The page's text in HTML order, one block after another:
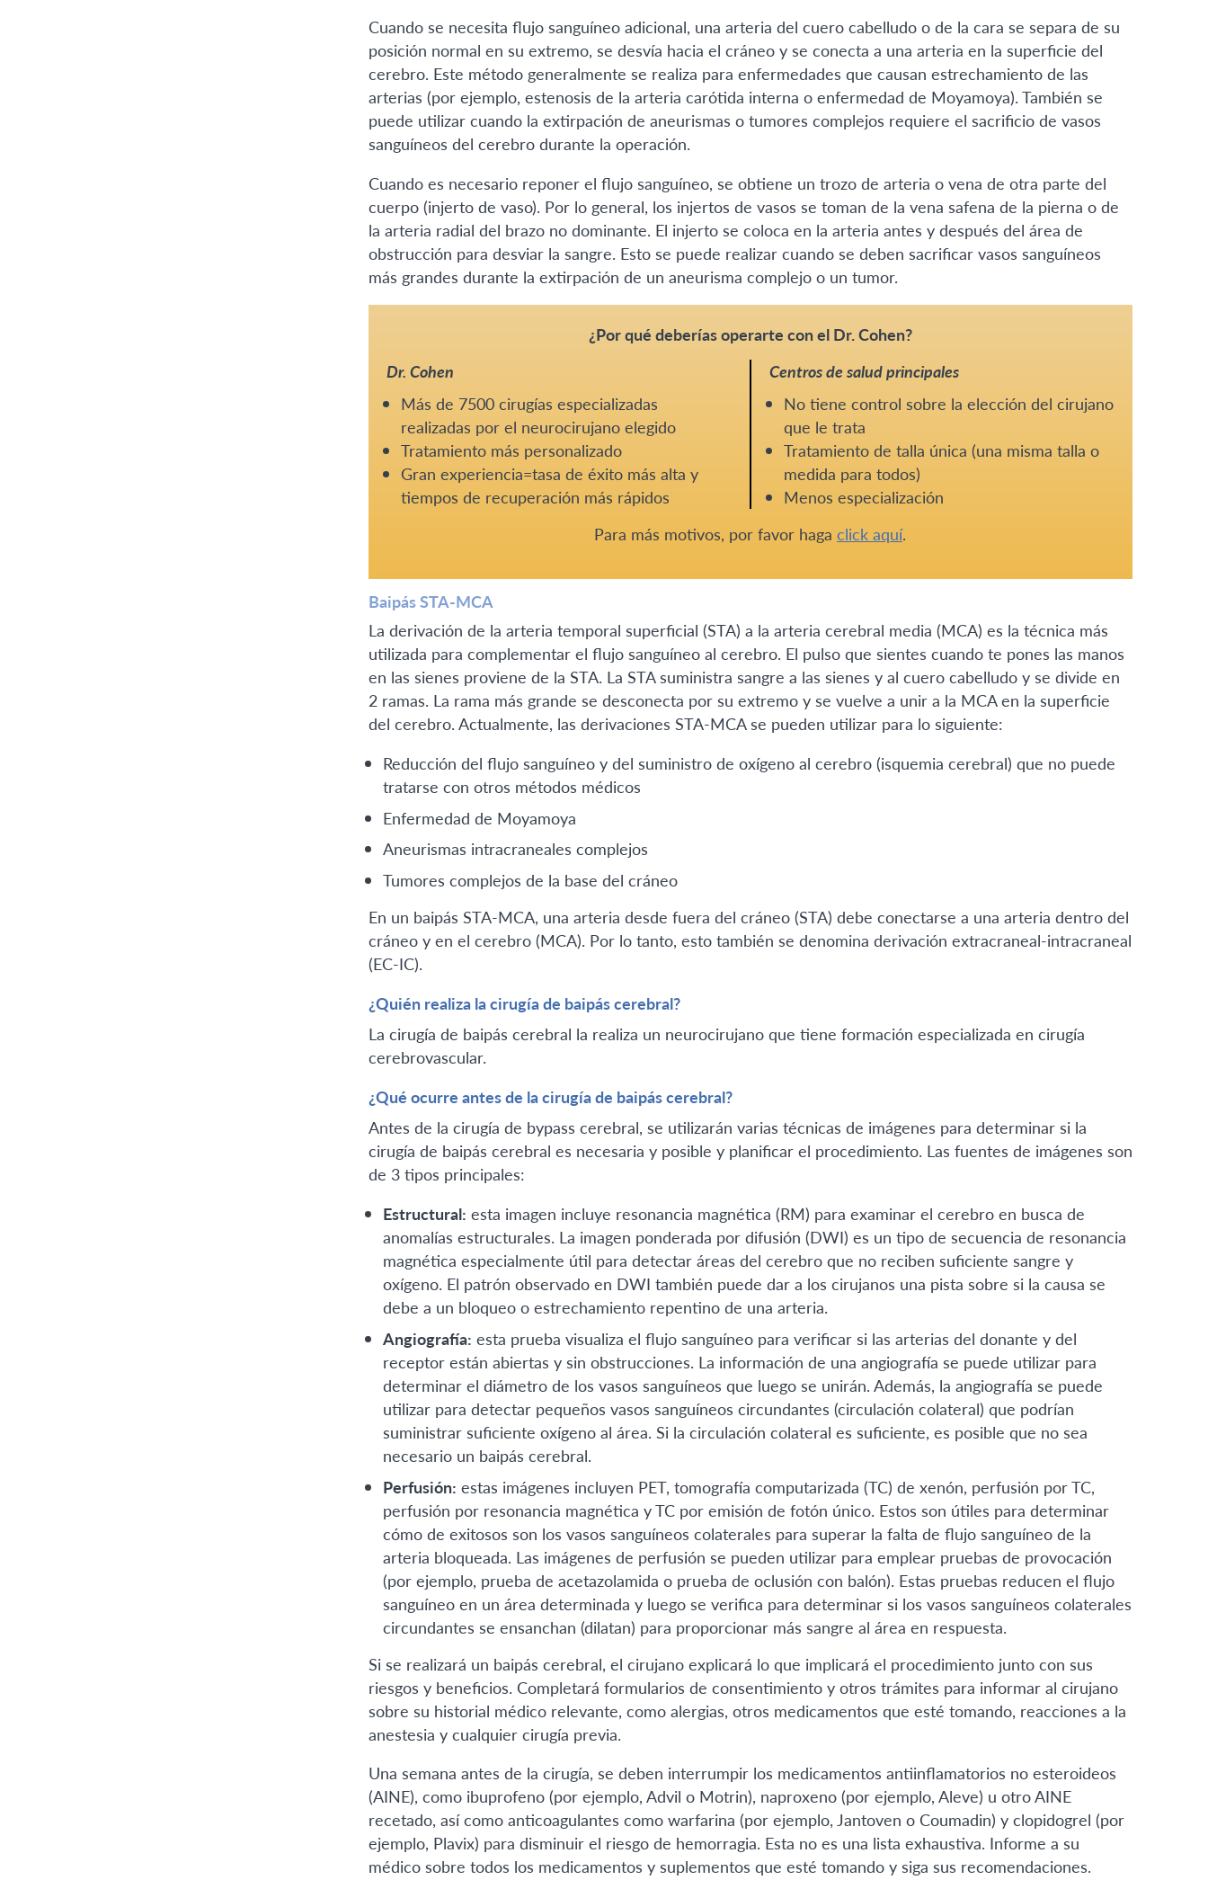
Cuando se necesita flujo sanguíneo adicional, una arteria del cuero cabelludo o de la cara se separa de su
posición normal en su extremo, se desvía hacia el cráneo y se conecta a una arteria en la superficie del
cerebro. Este método generalmente se realiza para enfermedades que causan estrechamiento de las
arterias (por ejemplo, estenosis de la arteria carótida interna o enfermedad de Moyamoya). También se
puede utilizar cuando la extirpación de aneurismas o tumores complejos requiere el sacrificio de vasos
sanguíneos del cerebro durante la operación.
Cuando es necesario reponer el flujo sanguíneo, se obtiene un trozo de arteria o vena de otra parte del
cuerpo (injerto de vaso). Por lo general, los injertos de vasos se toman de la vena safena de la pierna o de
la arteria radial del brazo no dominante. El injerto se coloca en la arteria antes y después del área de
obstrucción para desviar la sangre. Esto se puede realizar cuando se deben sacrificar vasos sanguíneos
más grandes durante la extirpación de un aneurisma complejo o un tumor.
¿Por qué deberías operarte con el Dr. Cohen?
Dr. Cohen
Más de 7500 cirugías especializadas
realizadas por el neurocirujano elegido
Tratamiento más personalizado
Gran experiencia=tasa de éxito más alta y
tiempos de recuperación más rápidos
Centros de salud principales
No tiene control sobre la elección del cirujano
que le trata
Tratamiento de talla única (una misma talla o
medida para todos)
Menos especialización
Para más motivos, por favor haga click aquí.
Baipás STA-MCA
La derivación de la arteria temporal superficial (STA) a la arteria cerebral media (MCA) es la técnica más
utilizada para complementar el flujo sanguíneo al cerebro. El pulso que sientes cuando te pones las manos
en las sienes proviene de la STA. La STA suministra sangre a las sienes y al cuero cabelludo y se divide en
2 ramas. La rama más grande se desconecta por su extremo y se vuelve a unir a la MCA en la superficie
del cerebro. Actualmente, las derivaciones STA-MCA se pueden utilizar para lo siguiente:
Reducción del flujo sanguíneo y del suministro de oxígeno al cerebro (isquemia cerebral) que no puede
tratarse con otros métodos médicos
Enfermedad de Moyamoya
Aneurismas intracraneales complejos
Tumores complejos de la base del cráneo
En un baipás STA-MCA, una arteria desde fuera del cráneo (STA) debe conectarse a una arteria dentro del
cráneo y en el cerebro (MCA). Por lo tanto, esto también se denomina derivación extracraneal-intracraneal
(EC-IC).
¿Quién realiza la cirugía de baipás cerebral?
La cirugía de baipás cerebral la realiza un neurocirujano que tiene formación especializada en cirugía
cerebrovascular.
¿Qué ocurre antes de la cirugía de baipás cerebral?
Antes de la cirugía de bypass cerebral, se utilizarán varias técnicas de imágenes para determinar si la
cirugía de baipás cerebral es necesaria y posible y planificar el procedimiento. Las fuentes de imágenes son
de 3 tipos principales:
Estructural: esta imagen incluye resonancia magnética (RM) para examinar el cerebro en busca de
anomalías estructurales. La imagen ponderada por difusión (DWI) es un tipo de secuencia de resonancia
magnética especialmente útil para detectar áreas del cerebro que no reciben suficiente sangre y
oxígeno. El patrón observado en DWI también puede dar a los cirujanos una pista sobre si la causa se
debe a un bloqueo o estrechamiento repentino de una arteria.
Angiografía: esta prueba visualiza el flujo sanguíneo para verificar si las arterias del donante y del
receptor están abiertas y sin obstrucciones. La información de una angiografía se puede utilizar para
determinar el diámetro de los vasos sanguíneos que luego se unirán. Además, la angiografía se puede
utilizar para detectar pequeños vasos sanguíneos circundantes (circulación colateral) que podrían
suministrar suficiente oxígeno al área. Si la circulación colateral es suficiente, es posible que no sea
necesario un baipás cerebral.
Perfusión: estas imágenes incluyen PET, tomografía computarizada (TC) de xenón, perfusión por TC,
perfusión por resonancia magnética y TC por emisión de fotón único. Estos son útiles para determinar
cómo de exitosos son los vasos sanguíneos colaterales para superar la falta de flujo sanguíneo de la
arteria bloqueada. Las imágenes de perfusión se pueden utilizar para emplear pruebas de provocación
(por ejemplo, prueba de acetazolamida o prueba de oclusión con balón). Estas pruebas reducen el flujo
sanguíneo en un área determinada y luego se verifica para determinar si los vasos sanguíneos colaterales
circundantes se ensanchan (dilatan) para proporcionar más sangre al área en respuesta.
Si se realizará un baipás cerebral, el cirujano explicará lo que implicará el procedimiento junto con sus
riesgos y beneficios. Completará formularios de consentimiento y otros trámites para informar al cirujano
sobre su historial médico relevante, como alergias, otros medicamentos que esté tomando, reacciones a la
anestesia y cualquier cirugía previa.
Una semana antes de la cirugía, se deben interrumpir los medicamentos antiinflamatorios no esteroideos
(AINE), como ibuprofeno (por ejemplo, Advil o Motrin), naproxeno (por ejemplo, Aleve) u otro AINE
recetado, así como anticoagulantes como warfarina (por ejemplo, Jantoven o Coumadin) y clopidogrel (por
ejemplo, Plavix) para disminuir el riesgo de hemorragia. Esta no es una lista exhaustiva. Informe a su
médico sobre todos los medicamentos y suplementos que esté tomando y siga sus recomendaciones.